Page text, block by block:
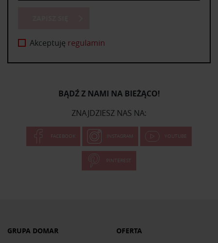
Akceptuję regulamin
BĄDŹ Z NAMI NA BIEŻĄCO!
ZNAJDZIESZ NAS NA:
FACEBOOK INSTAGRAM YOUTUBE
PINTEREST
GRUPA DOMAR OFERTA